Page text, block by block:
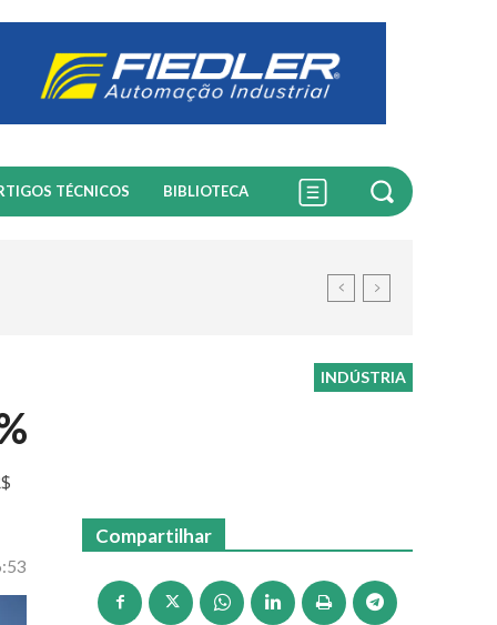
TÉCNICOS BIBLIOTECA
INDÚSTRIA
Compartilhar